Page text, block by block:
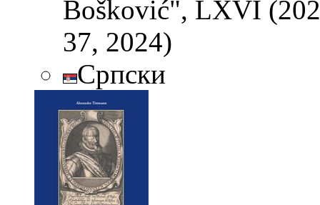
Bošković", LXVI
37, 2024)
Српски